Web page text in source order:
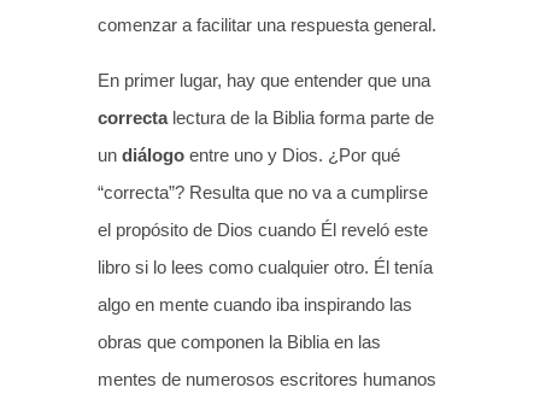
comenzar a facilitar una respuesta general.
En primer lugar, hay que entender que una
correctalectura de la Biblia forma parte de
un diálogoentre uno y Dios. ¿Por qué
“correcta”? Resulta que no va a cumplirse
el propósito de Dios cuando Él reveló este
libro si lo lees como cualquier otro. Él tenía
algo en mente cuando iba inspirando las
obras que componen la Biblia en las
mentes de numerosos escritores humanos